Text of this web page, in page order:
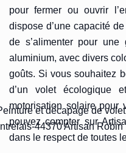
pour fermer ou ouvrir
dispose d’une capacité
de s’alimenter pour
aluminium, avec divers
goûts. Si vous souhaitez
d’un volet écologique
motorisation solaire pour
pouvez compter sur
dans le respect de toutes